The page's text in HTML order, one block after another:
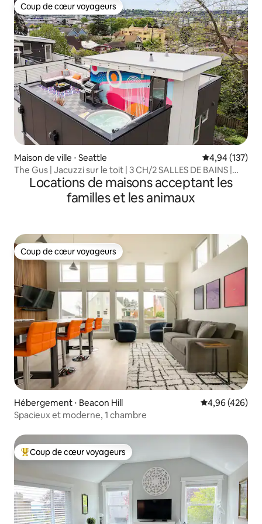
Coup de cœur voyageurs
Coup de cœur voyageurs
Maison de ville ⋅ Seattle Évaluation
4,94 (137)
The Gus | Jacuzzi sur le toit | 3 CH/2 SALLES DE BAINS |
Peloton
Locations de maisons acceptant les
familles et les animaux
Coup de cœur voyageurs
Coup de cœur voyageurs
Hébergement ⋅ Beacon Hill Évaluation
4,96 (426)
Spacieux et moderne, 1 chambre
Coups de cœur voyageurs les plus appréciés
Coup de cœur voyageurs